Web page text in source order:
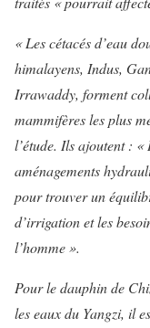
« Les cétacés d’eau
himalayens, Indus,
Irrawaddy, forment
mammifères les plus
l’étude. Ils ajoutent : «
aménagements
pour trouver un
d’irrigation et les
l’homme ».
Pour le dauphin de
les eaux du Yangzi, il